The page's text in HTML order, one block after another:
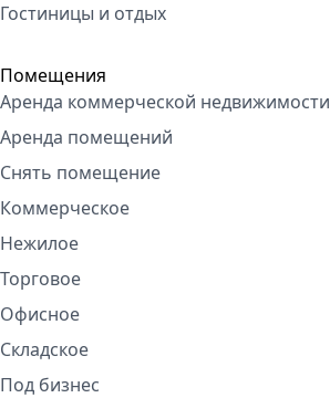
Гостиницы и отдых
Помещения
Аренда коммерческой недвижимости
Аренда помещений
Снять помещение
Коммерческое
Нежилое
Торговое
Офисное
Складское
Под бизнес